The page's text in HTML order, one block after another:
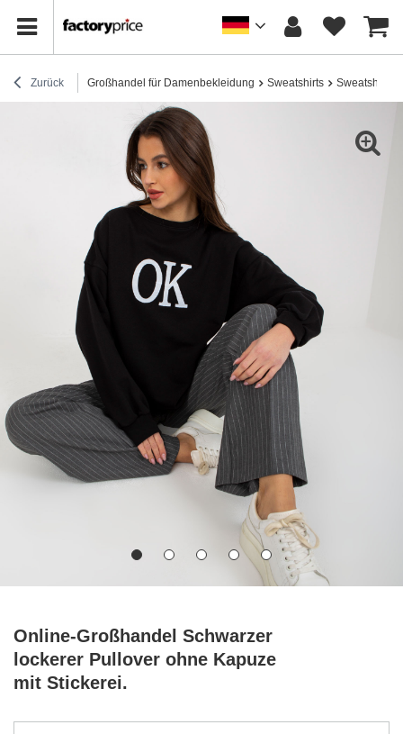
Zurück Großhandel für Damenbekleidung Sweatshirts Sweatshirts
Online-Großhandel Schwarzer
lockerer Pullover ohne Kapuze
mit Stickerei.